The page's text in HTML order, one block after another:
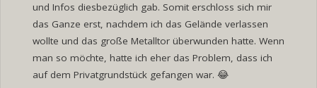
und Infos diesbezüglich gab. Somit erschloss sich mir
das Ganze erst, nachdem ich das Gelände verlassen
wollte und das große Metalltor überwunden hatte. Wenn
man so möchte, hatte ich eher das Problem, dass ich
auf dem Privatgrundstück gefangen war. 😂